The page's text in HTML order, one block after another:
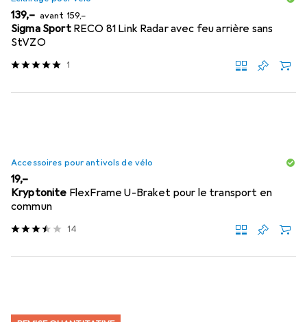
EUR
139,– avant EUR
159,–
Sigma Sport RECO 81 Link Radar avec feu arrière sans
StVZO
1
Accessoires pour antivols de vélo
EUR
19,–
Kryptonite FlexFrame U-Braket pour le transport en
commun
14